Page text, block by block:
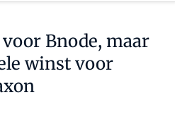
Bnode, maar
winst voor